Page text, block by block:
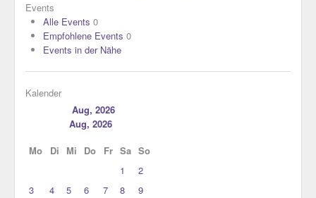
Events
Alle Events 0
Empfohlene Events 0
Events in der Nähe
Kalender
Aug, 2026
Aug, 2026
Mo
Di Mi Do Fr Sa So
1
2
3
4 5 6 7 8
9